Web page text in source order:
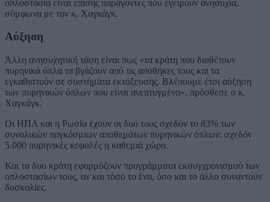
οπλοστάσια είναι επίσης παράγοντες που εγείρουν ανησυχία,
σύμφωνα με τον κ. Χαγκάγκ.
Αύξηση
Άλλη ανησυχητική τάση είναι πως «τα κράτη που διαθέτουν
πυρηνικά όπλα τα βγάζουν από τις αποθήκες τους και τα
εγκαθιστούν σε συστήματα εκτόξευσης. Βλέπουμε έτσι αύξηση
των πυρηνικών όπλων που είναι ανεπτυγμένα», πρόσθεσε ο κ.
Χαγκάγκ.
Οι ΗΠΑ και η Ρωσία έχουν οι δυο τους σχεδόν το 83% των
συνολικών παγκόσμιων αποθεμάτων πυρηνικών όπλων: σχεδόν
5.000 πυρηνικές κεφαλές η καθεμιά χώρα.
Και τα δυο κράτη εφαρμόζουν προγράμματα εκσυγχρονισμού των
οπλοστασίων τους, αν και τόσο το ένα, όσο και το άλλο συναντούν
δυσκολίες.